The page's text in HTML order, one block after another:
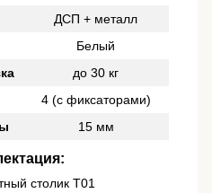
ДСП + металл
Белый
до 30 кг
4 (с фиксаторами)
15 мм
столик T01